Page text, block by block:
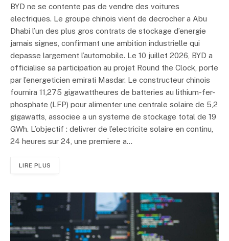
BYD ne se contente pas de vendre des voitures
electriques. Le groupe chinois vient de decrocher a Abu
Dhabi l’un des plus gros contrats de stockage d’energie
jamais signes, confirmant une ambition industrielle qui
depasse largement l’automobile. Le 10 juillet 2026, BYD a
officialise sa participation au projet Round the Clock, porte
par l’energeticien emirati Masdar. Le constructeur chinois
fournira 11,275 gigawattheures de batteries au lithium-fer-
phosphate (LFP) pour alimenter une centrale solaire de 5,2
gigawatts, associee a un systeme de stockage total de 19
GWh. L’objectif : delivrer de l’electricite solaire en continu,
24 heures sur 24, une premiere a…
LIRE PLUS